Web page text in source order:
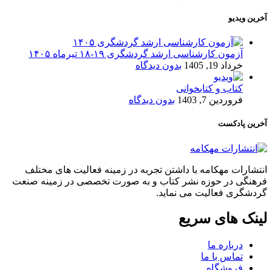
آخرین ویدیو
آزمون کارشناسی ارشد گردشگری ۱۹-۱۸ تیرماه ۱۴۰۵
خرداد 19, 1405
بدون دیدگاه
کتاب و کتابخوانی
فروردین 7, 1403
بدون دیدگاه
آخرین پادکست
انتشارات مهکامه با داشتن تجربه در زمینه فعالیت های مختلف
فرهنگی در حوزه نشر کتاب و به صورت تخصصی در زمینه صنعت
گردشگری فعالیت می نماید.
لینک های سریع
درباره ما
تماس با ما